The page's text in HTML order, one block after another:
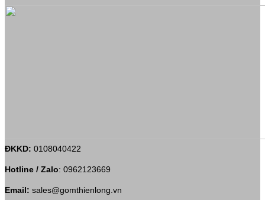
ĐKKD: 0108040422
Hotline / Zalo: 0962123669
Email: sales@gomthienlong.vn